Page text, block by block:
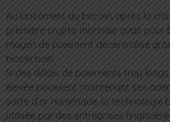
Au lancement du bitcoin, après la
première crypto monnaie avait pour
moyen de paiement décentralisé
blockchain.
Si des délais de paiements trop
élevée poussent maintenant ses
sorte d’or numérique, la technologie
utilisée par des entreprises